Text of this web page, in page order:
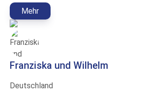
Mehr
Franziska und Wilhelm
Deutschland